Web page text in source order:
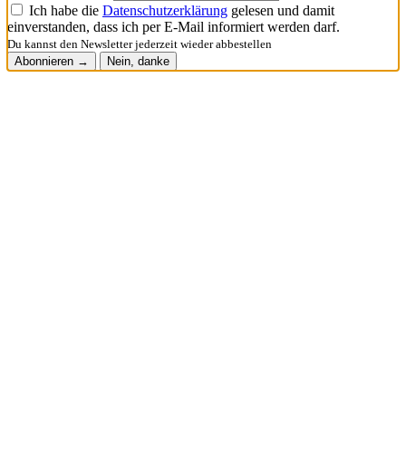
Ich habe die Datenschutzerklärung gelesen und damit
einverstanden, dass ich per E-Mail informiert werden darf.
Du kannst den Newsletter jederzeit wieder abbestellen
Abonnieren →
Nein, danke